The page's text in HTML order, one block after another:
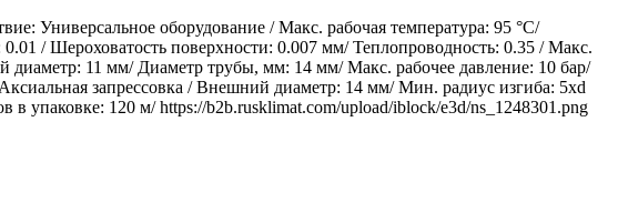
Универсальное оборудование / Макс. рабочая температура: 95 °С/
/ Шероховатость поверхности: 0.007 мм/ Теплопроводность: 0.35 / Макс.
диаметр: 11 мм/ Диаметр трубы, мм: 14 мм/ Макс. рабочее давление: 10 бар/
запрессовка / Внешний диаметр: 14 мм/ Мин. радиус изгиба: 5хd
упаковке: 120 м/ https://b2b.rusklimat.com/upload/iblock/e3d/ns_1248301.png